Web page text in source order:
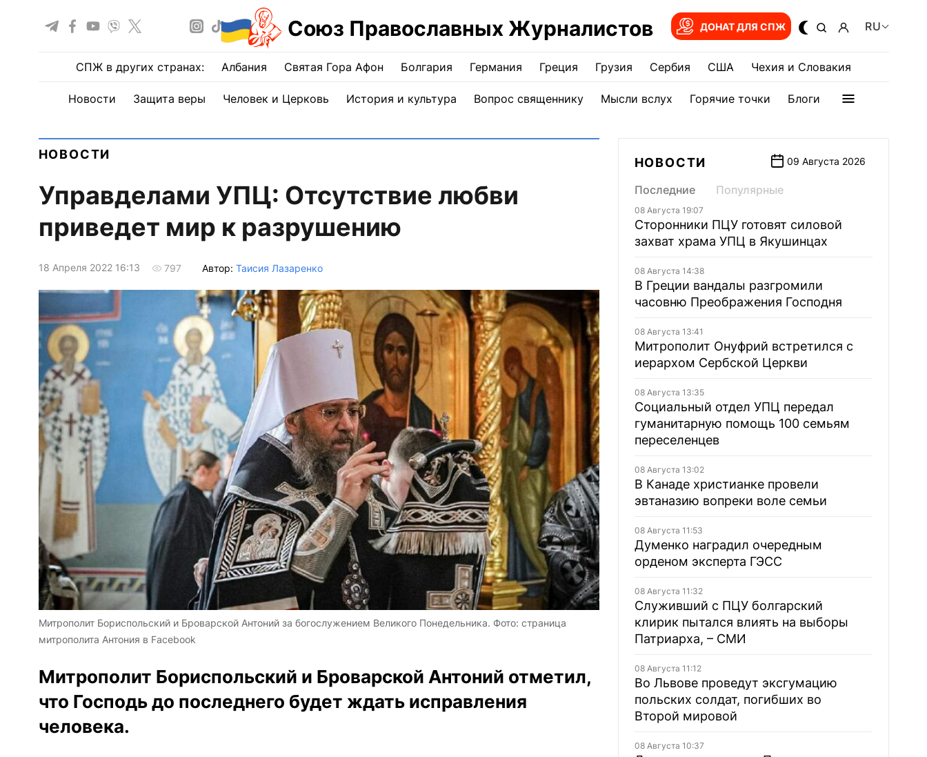
Союз Православных Журналистов ДОНАТ ДЛЯ СПЖ RU
СПЖ в других странах: Албания Святая Гора Афон Болгария Германия Греция Грузия Сербия США Чехия и Словакия
Новости Защита веры Человек и Церковь История и культура Вопрос священнику Мысли вслух Горячие точки Блоги
НОВОСТИ
Управделами УПЦ: Отсутствие любви
приведет мир к разрушению
18 Апреля 2022 16:13 797 Автор: Таисия Лазаренко
Митрополит Бориспольский и Броварской Антоний за богослужением Великого Понедельника. Фото: страница
митрополита Антония в Facebook
Митрополит Бориспольский и Броварской Антоний отметил,
что Господь до последнего будет ждать исправления
человека.
НОВОСТИ 09 Августа 2026
Последние Популярные
08 Августа 19:07
Сторонники ПЦУ готовят силовой
захват храма УПЦ в Якушинцах
08 Августа 14:38
В Греции вандалы разгромили
часовню Преображения Господня
08 Августа 13:41
Митрополит Онуфрий встретился с
иерархом Сербской Церкви
08 Августа 13:35
Социальный отдел УПЦ передал
гуманитарную помощь 100 семьям
переселенцев
08 Августа 13:02
В Канаде христианке провели
эвтаназию вопреки воле семьи
08 Августа 11:53
Думенко наградил очередным
орденом эксперта ГЭСС
08 Августа 11:32
Служивший с ПЦУ болгарский
клирик пытался влиять на выборы
Патриарха, – СМИ
08 Августа 11:12
Во Львове проведут эксгумацию
польских солдат, погибших во
Второй мировой
08 Августа 10:37